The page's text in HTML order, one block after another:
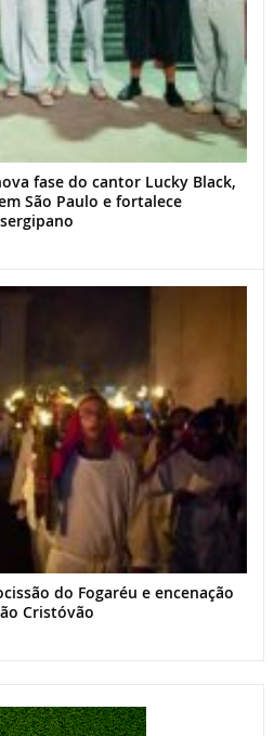
fase do cantor Lucky Black,
São Paulo e fortalece
do Fogaréu e encenação
Cristóvão